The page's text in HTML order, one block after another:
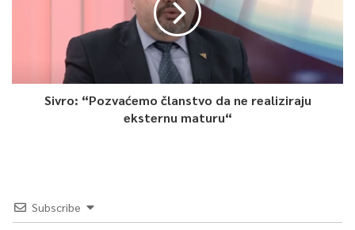
Sivro: “Pozvaćemo članstvo da ne realiziraju
eksternu maturu“
Subscribe